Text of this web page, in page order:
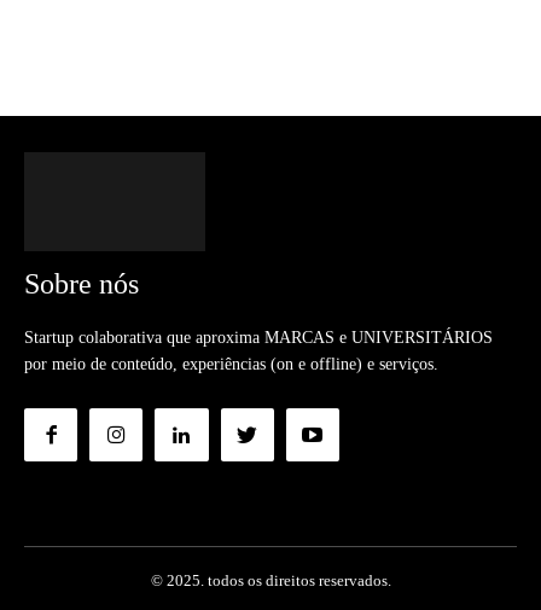
Sobre nós
Startup colaborativa que aproxima MARCAS e UNIVERSITÁRIOS
por meio de conteúdo, experiências (on e offline) e serviços.
© 2025. todos os direitos reservados.